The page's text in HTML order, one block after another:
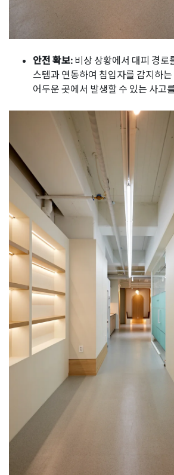
안전 확보: 비상 상황에서 대피 경로
스템과 연동하여 침입자를 감지하
어두운 곳에서 발생할 수 있는 사고